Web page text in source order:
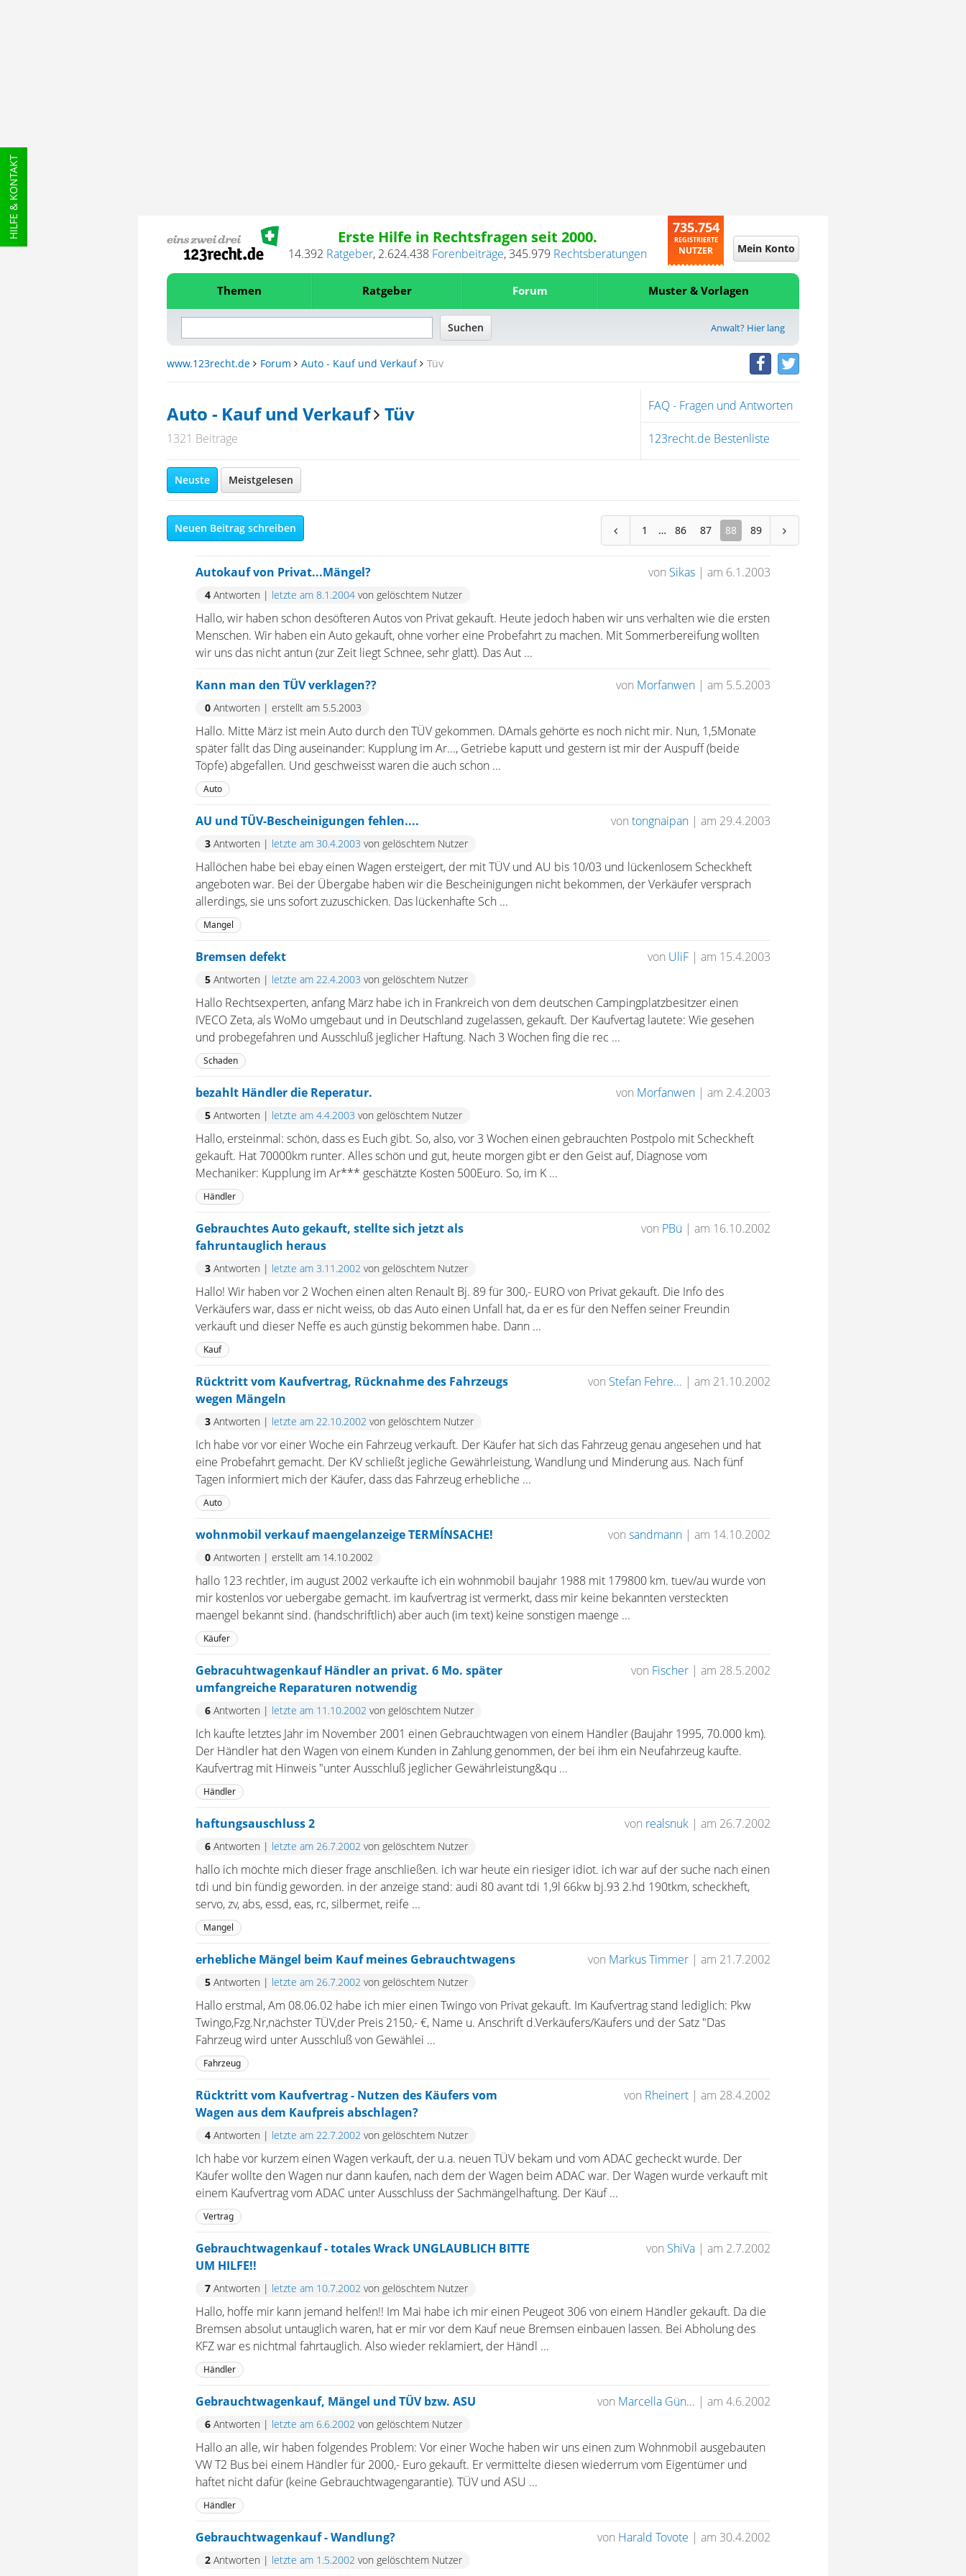
HILFE & KONTAKT Erste Hilfe in Rechtsfragen seit 2000.
14.392 Ratgeber, 2.624.438 Forenbeiträge,345.979 Rechtsberatungen
735.754
REGISTRIERTE
NUTZER Mein Konto
Themen Ratgeber Forum Muster & Vorlagen
Anwalt? Hier lang
www.123recht.de Forum Auto - Kauf und Verkauf Tüv
Auto - Kauf und Verkauf Tüv
1321 Beiträge
FAQ - Fragen und Antworten
123recht.de Bestenliste
Neuste Meistgelesen
Neuen Beitrag schreiben 1 86 87 88 89
Autokauf von Privat...Mängel? von Sikas | am 6.1.2003
4 Antworten | letzte am 8.1.2004 von gelöschtem Nutzer
Hallo, wir haben schon desöfteren Autos von Privat gekauft. Heute jedoch haben wir uns verhalten wie die ersten
Menschen. Wir haben ein Auto gekauft, ohne vorher eine Probefahrt zu machen. Mit Sommerbereifung wollten
wir uns das nicht antun (zur Zeit liegt Schnee, sehr glatt). Das Aut ...
Kann man den TÜV verklagen?? von Morfanwen | am 5.5.2003
0 Antworten | erstellt am 5.5.2003
Hallo. Mitte März ist mein Auto durch den TÜV gekommen. DAmals gehörte es noch nicht mir. Nun, 1,5Monate
später fällt das Ding auseinander: Kupplung im Ar..., Getriebe kaputt und gestern ist mir der Auspuff (beide
Töpfe) abgefallen. Und geschweisst waren die auch schon ...
Auto
AU und TÜV-Bescheinigungen fehlen.... von tongnaipan | am 29.4.2003
3 Antworten | letzte am 30.4.2003 von gelöschtem Nutzer
Hallöchen habe bei ebay einen Wagen ersteigert, der mit TÜV und AU bis 10/03 und lückenlosem Scheckheft
angeboten war. Bei der Übergabe haben wir die Bescheinigungen nicht bekommen, der Verkäufer versprach
allerdings, sie uns sofort zuzuschicken. Das lückenhafte Sch ...
Mangel
Bremsen defekt von UliF | am 15.4.2003
5 Antworten | letzte am 22.4.2003 von gelöschtem Nutzer
Hallo Rechtsexperten, anfang März habe ich in Frankreich von dem deutschen Campingplatzbesitzer einen
IVECO Zeta, als WoMo umgebaut und in Deutschland zugelassen, gekauft. Der Kaufvertag lautete: Wie gesehen
und probegefahren und Ausschluß jeglicher Haftung. Nach 3 Wochen fing die rec ...
Schaden
bezahlt Händler die Reperatur. von Morfanwen | am 2.4.2003
5 Antworten | letzte am 4.4.2003 von gelöschtem Nutzer
Hallo, ersteinmal: schön, dass es Euch gibt. So, also, vor 3 Wochen einen gebrauchten Postpolo mit Scheckheft
gekauft. Hat 70000km runter. Alles schön und gut, heute morgen gibt er den Geist auf, Diagnose vom
Mechaniker: Kupplung im Ar*** geschätzte Kosten 500Euro. So, im K ...
Händler
Gebrauchtes Auto gekauft, stellte sich jetzt als
fahruntauglich heraus
von PBü | am 16.10.2002
3 Antworten | letzte am 3.11.2002 von gelöschtem Nutzer
Hallo! Wir haben vor 2 Wochen einen alten Renault Bj. 89 für 300,- EURO von Privat gekauft. Die Info des
Verkäufers war, dass er nicht weiss, ob das Auto einen Unfall hat, da er es für den Neffen seiner Freundin
verkauft und dieser Neffe es auch günstig bekommen habe. Dann ...
Kauf
Rücktritt vom Kaufvertrag, Rücknahme des Fahrzeugs
wegen Mängeln
von Stefan Fehre... | am 21.10.2002
3 Antworten | letzte am 22.10.2002 von gelöschtem Nutzer
Ich habe vor vor einer Woche ein Fahrzeug verkauft. Der Käufer hat sich das Fahrzeug genau angesehen und hat
eine Probefahrt gemacht. Der KV schließt jegliche Gewährleistung, Wandlung und Minderung aus. Nach fünf
Tagen informiert mich der Käufer, dass das Fahrzeug erhebliche ...
Auto
wohnmobil verkauf maengelanzeige TERMÍNSACHE! von sandmann | am 14.10.2002
0 Antworten | erstellt am 14.10.2002
hallo 123 rechtler, im august 2002 verkaufte ich ein wohnmobil baujahr 1988 mit 179800 km. tuev/au wurde von
mir kostenlos vor uebergabe gemacht. im kaufvertrag ist vermerkt, dass mir keine bekannten versteckten
maengel bekannt sind. (handschriftlich) aber auch (im text) keine sonstigen maenge ...
Käufer
Gebracuhtwagenkauf Händler an privat. 6 Mo. später
umfangreiche Reparaturen notwendig
von Fischer | am 28.5.2002
6 Antworten | letzte am 11.10.2002 von gelöschtem Nutzer
Ich kaufte letztes Jahr im November 2001 einen Gebrauchtwagen von einem Händler (Baujahr 1995, 70.000 km).
Der Händler hat den Wagen von einem Kunden in Zahlung genommen, der bei ihm ein Neufahrzeug kaufte.
Kaufvertrag mit Hinweis "unter Ausschluß jeglicher Gewährleistung&qu ...
Händler
haftungsauschluss 2 von realsnuk | am 26.7.2002
6 Antworten | letzte am 26.7.2002 von gelöschtem Nutzer
hallo ich möchte mich dieser frage anschließen. ich war heute ein riesiger idiot. ich war auf der suche nach einen
tdi und bin fündig geworden. in der anzeige stand: audi 80 avant tdi 1,9l 66kw bj.93 2.hd 190tkm, scheckheft,
servo, zv, abs, essd, eas, rc, silbermet, reife ...
Mangel
erhebliche Mängel beim Kauf meines Gebrauchtwagens von Markus Timmer | am 21.7.2002
5 Antworten | letzte am 26.7.2002 von gelöschtem Nutzer
Hallo erstmal, Am 08.06.02 habe ich mier einen Twingo von Privat gekauft. Im Kaufvertrag stand lediglich: Pkw
Twingo,Fzg.Nr,nächster TÜV,der Preis 2150,- €, Name u. Anschrift d.Verkäufers/Käufers und der Satz "Das
Fahrzeug wird unter Ausschluß von Gewählei ...
Fahrzeug
Rücktritt vom Kaufvertrag - Nutzen des Käufers vom
Wagen aus dem Kaufpreis abschlagen?
von Rheinert | am 28.4.2002
4 Antworten | letzte am 22.7.2002 von gelöschtem Nutzer
Ich habe vor kurzem einen Wagen verkauft, der u.a. neuen TÜV bekam und vom ADAC gecheckt wurde. Der
Käufer wollte den Wagen nur dann kaufen, nach dem der Wagen beim ADAC war. Der Wagen wurde verkauft mit
einem Kaufvertrag vom ADAC unter Ausschluss der Sachmängelhaftung. Der Käuf ...
Vertrag
Gebrauchtwagenkauf - totales Wrack UNGLAUBLICH BITTE
UM HILFE!!
von ShiVa | am 2.7.2002
7 Antworten | letzte am 10.7.2002 von gelöschtem Nutzer
Hallo, hoffe mir kann jemand helfen!! Im Mai habe ich mir einen Peugeot 306 von einem Händler gekauft. Da die
Bremsen absolut untauglich waren, hat er mir vor dem Kauf neue Bremsen einbauen lassen. Bei Abholung des
KFZ war es nichtmal fahrtauglich. Also wieder reklamiert, der Händl ...
Händler
Gebrauchtwagenkauf, Mängel und TÜV bzw. ASU von Marcella Gün... | am 4.6.2002
6 Antworten | letzte am 6.6.2002 von gelöschtem Nutzer
Hallo an alle, wir haben folgendes Problem: Vor einer Woche haben wir uns einen zum Wohnmobil ausgebauten
VW T2 Bus bei einem Händler für 2000,- Euro gekauft. Er vermittelte diesen wiederrum vom Eigentümer und
haftet nicht dafür (keine Gebrauchtwagengarantie). TÜV und ASU ...
Händler
Gebrauchtwagenkauf - Wandlung? von Harald Tovote | am 30.4.2002
2 Antworten | letzte am 1.5.2002 von gelöschtem Nutzer